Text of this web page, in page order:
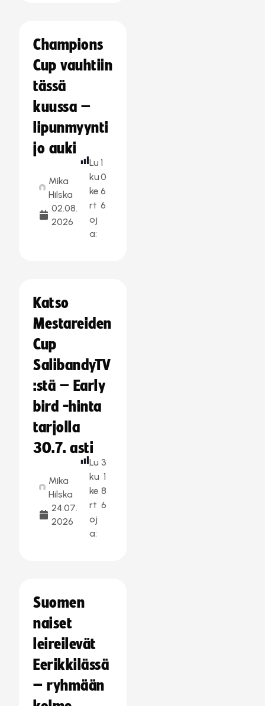
Champions
Cup vauhtiin
tässä
kuussa –
lipunmyynti
jo auki
Mika
Hilska
02.08.
2026
Lu
ku
ke
rt
oj
a:
1
0
6
6
Katso
Mestareiden
Cup
SalibandyTV
:stä – Early
bird -hinta
tarjolla
30.7. asti
Mika
Hilska
24.07.
2026
Lu
ku
ke
rt
oj
a:
3
1
8
6
Suomen
naiset
leireilevät
Eerikkilässä
– ryhmään